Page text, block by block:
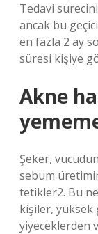
Tedavi
ancak bu
en fazla 2 ay
süresi kişiye
Akne
Şeker,
sebum
tetikler2. Bu
kişiler, yüksek
yiyeceklerden